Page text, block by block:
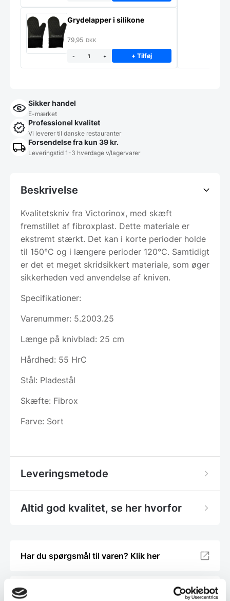
Grydelapper i silikone
79,95 DKK
- + + Tilføj
Sikker handel
E-mærket
Professionel kvalitet
Vi leverer til danske restauranter
Forsendelse fra kun 39 kr.
Leveringstid 1-3 hverdage v/lagervarer
Beskrivelse
Kvalitetskniv fra Victorinox, med skæft
fremstillet af fibroxplast. Dette materiale er
ekstremt stærkt. Det kan i korte perioder holde
til 150°C og i længere perioder 120°C. Samtidigt
er det et meget skridsikkert materiale, som øger
sikkerheden ved anvendelse af kniven.
Specifikationer:
Varenummer: 5.2003.25
Længe på knivblad: 25 cm
Hårdhed: 55 HrC
Stål: Pladestål
Skæfte: Fibrox
Farve: Sort
Leveringsmetode
Altid god kvalitet, se her hvorfor
Har du spørgsmål til varen? Klik her
Vi prismatcher - Klik her